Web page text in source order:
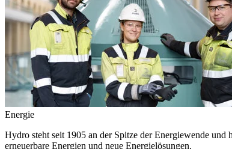
Energie
Hydro steht seit 1905 an der Spitze der Energiewende
erneuerbare Energien und neue Energielösungen.